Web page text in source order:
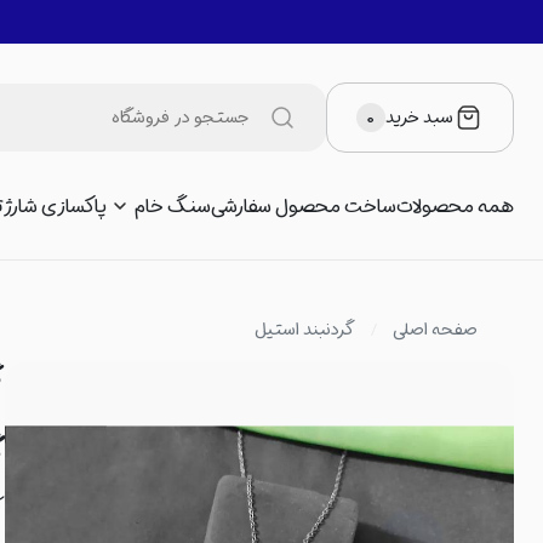
سبد خرید ۰
همه محصولاتساخت محصول سفارشیسنگ خام پاکسازی شارژ
صفحه اصلی گردنبند استیل